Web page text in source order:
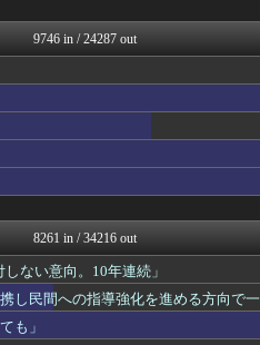
NEWSまとめもりー｜2c...
watch＠２ちゃんねる
投資ちゃんねる
常識的に考えた
みそパンNEWS
国難にあってもの申す！！
軍事・ミリタリー速報☆彡
かせまと！
U-1 NEWS.
政経ワロスまとめニュース♪
9746 in / 24287 out
8261 in / 34216 out
ない意向。10年連続」
し民間への指導強化を進める方向で一
も」